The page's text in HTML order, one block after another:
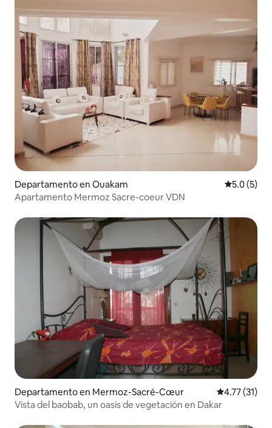
Departamento en Ouakam
5.0 (5)
Apartamento Mermoz Sacre-coeur VDN
Departamento en Mermoz-Sacré-Cœur Calificación
4.77 (31)
Vista del baobab, un oasis de vegetación en Dakar